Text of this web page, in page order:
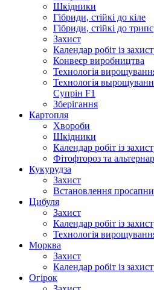
Шкідники
Гібриди, стійкі до кіле
Гібриди, стійкі до
Захист
Календар робіт із
Конвеєр виробництва
Технологія
Технологія
Супрін F1
Зберігання
Картопля
Хвороби
Шкідники
Календар робіт із
Фітофтороз та
Кукурудза
Захист
Встановлення
Цибуля
Захист
Календар робіт із
Технологія
Морква
Захист
Календар робіт із
Огірок